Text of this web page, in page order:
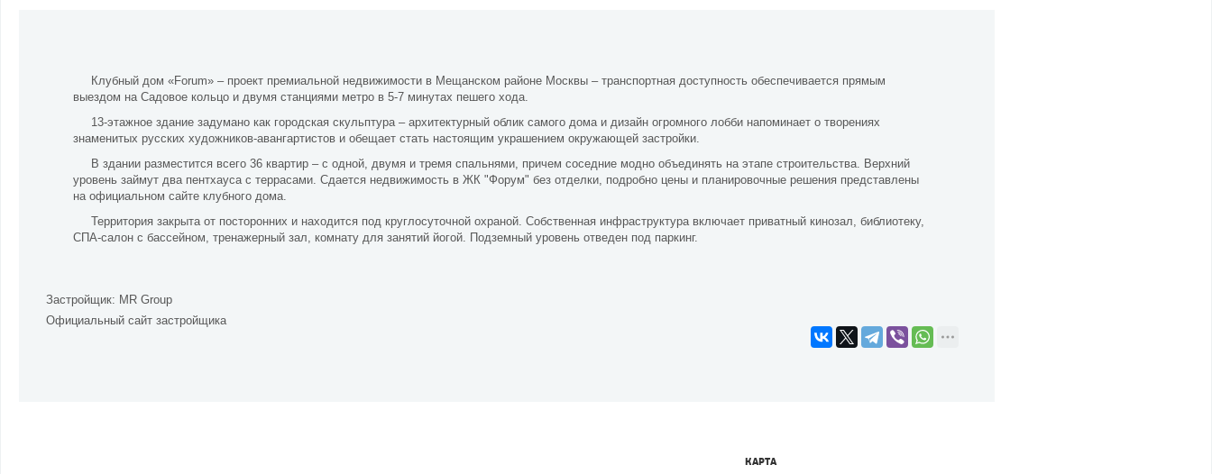
Клубный дом «Forum» – проект премиальной недвижимости в Мещанском районе Москвы – транспортная доступность обеспечивается прямым
выездом на Садовое кольцо и двумя станциями метро в 5-7 минутах пешего хода.
13-этажное здание задумано как городская скульптура – архитектурный облик самого дома и дизайн огромного лобби напоминает о творениях
знаменитых русских художников-авангартистов и обещает стать настоящим украшением окружающей застройки.
В здании разместится всего 36 квартир – с одной, двумя и тремя спальнями, причем соседние модно объединять на этапе строительства. Верхний
уровень займут два пентхауса с террасами. Сдается недвижимость в ЖК "Форум" без отделки, подробно цены и планировочные решения представлены
на официальном сайте клубного дома.
Территория закрыта от посторонних и находится под круглосуточной охраной. Собственная инфраструктура включает приватный кинозал, библиотеку,
СПА-салон с бассейном, тренажерный зал, комнату для занятий йогой. Подземный уровень отведен под паркинг.
Застройщик: MR Group
Официальный сайт застройщика
КАРТА